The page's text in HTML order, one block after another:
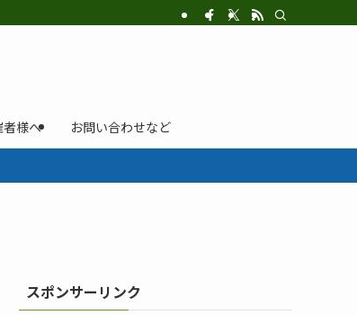
様へ お問い合わせなど
スポンサーリンク